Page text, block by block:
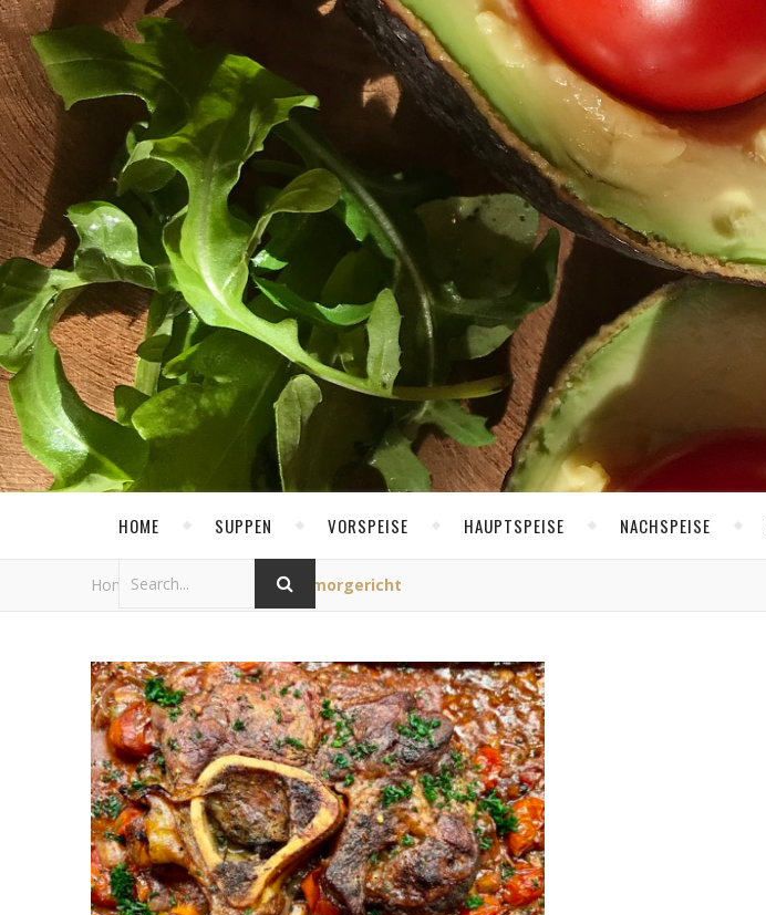
HOME SUPPEN VORSPEISE HAUPTSPEISE NACHSPEISE
Home / Tag Archives: Schmorgericht